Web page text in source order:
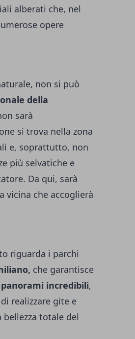
alberati che, nel
opere
non si può
della
sarà
si trova nella zona
e, soprattutto, non
più selvatiche e
Da qui, sarà
vicina che accoglierà
riguarda i parchi
che garantisce
panorami incredibili,
realizzare gite e
totale del